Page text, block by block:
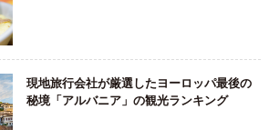
現地旅行会社が厳選したヨーロッパ最後の
秘境「アルバニア」の観光ランキング